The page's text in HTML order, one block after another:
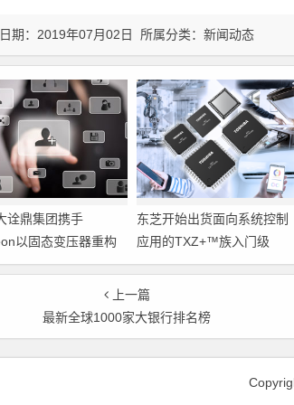
期：2019年07月02日 所属分类： 新闻动态
诠鼎集团携手
以固态变压器重构
率新标杆
东芝开始出货面向系统控制
应用的TXZ+™族入门级
M4V组（搭载Arm
Cortex‑M4内核的标准微控
制器）工程样品
上一篇
最新全球1000家大银行排名榜